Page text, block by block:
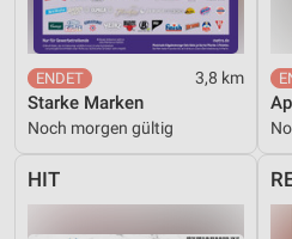
3,8 km
Starke Marken
Noch morgen gültig
HIT
Geräte anhand von aktiv
Informationen identifizieren
Nicht-IAB-Verarbeitungszwecke:
Notwendig
Performance